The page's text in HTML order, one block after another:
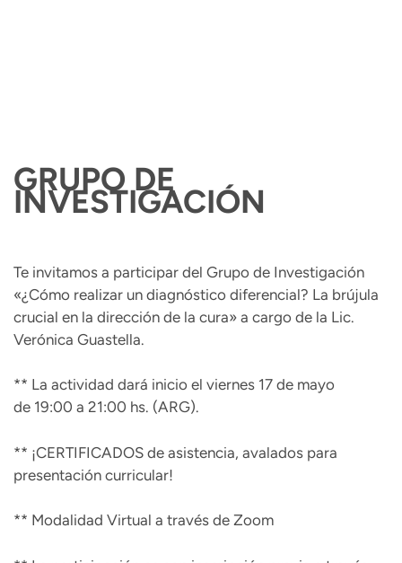
GRUPO DE
INVESTIGACIÓN
Te invitamos a participar del Grupo de Investigación
«¿Cómo realizar un diagnóstico diferencial? La brújula
crucial en la dirección de la cura» a cargo de la Lic.
Verónica Guastella.
** La actividad dará inicio el viernes 17 de mayo
de 19:00 a 21:00 hs. (ARG).
** ¡CERTIFICADOS de asistencia, avalados para
presentación curricular!
** Modalidad Virtual a través de Zoom